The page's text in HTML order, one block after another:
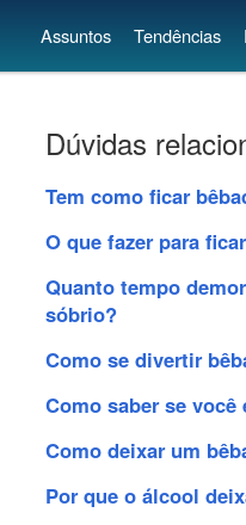
Assuntos Tendências
Dúvidas
Tem como ficar
O que fazer para
Quanto tempo
sóbrio?
Como se divertir
Como saber se você
Como deixar um
Por que o álcool